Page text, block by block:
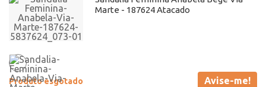
Marte - 187624 Atacado
Produto esgotado Avise-me!